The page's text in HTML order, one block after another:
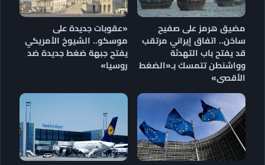
مضيق هرمز على صفيح
ساخن.. اتفاق إيراني مرتقب
قد يفتح باب التهدئة
وواشنطن تتمسك بـ«الضغط
الأقصى»
«عقوبات جديدة على
موسكو.. الشيوخ الأمريكي
يفتح جبهة ضغط جديدة ضد
روسيا»